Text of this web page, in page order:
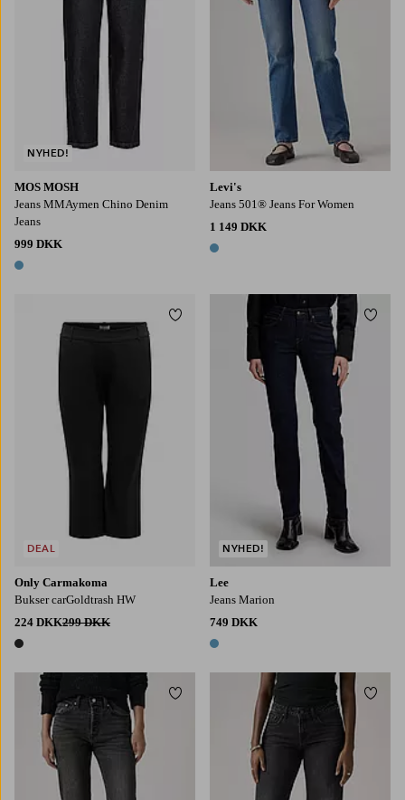
MOS MOSH
Jeans MMAymen Chino Denim
Jeans
999 DKK
1 farve
NYHED!
Levi's
Jeans 501® Jeans For Women
1 149 DKK
1 farve
Only Carmakoma
Bukser carGoldtrash HW
224 DKK299 DKK
1 farve
DEAL
Tilføj til favoritter
Lee
Jeans Marion
749 DKK
1 farve
NYHED!
Tilføj til favoritter
W30/L30 W31/L30W32/L28
W32/L30